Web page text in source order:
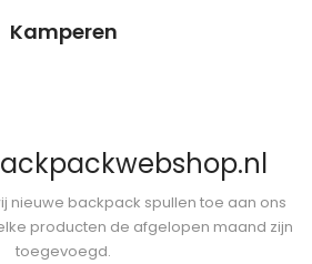
Kamperen
nieuwe backpack spullen toe aan ons
producten de afgelopen maand zijn
toegevoegd.